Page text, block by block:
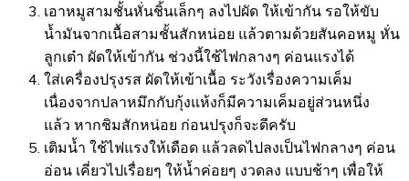
เอาหมูสามชั้นหั่นชิ้นเล็กๆ ลงไปผัด ให้เข้ากัน รอให้ขับ
น้ำมันจากเนื้อสามชั้นสักหน่อย แล้วตามด้วยสันคอหมู หั่น
ลูกเต๋า ผัดให้เข้ากัน ช่วงนี้ใช้ไฟกลางๆ ค่อนแรงได้
ใส่เครื่องปรุงรส ผัดให้เข้าเนื้อ ระวังเรื่องความเค็ม
เนื่องจากปลาหมึกกับกุ้งแห้งก็มีความเค็มอยู่ส่วนหนึ่ง
แล้ว หากชิมสักหน่อย ก่อนปรุงก็จะดีครับ
เติมน้ำ ใช้ไฟแรงให้เดือด แล้วลดไปลงเป็นไฟกลางๆ ค่อน
อ่อน เคี่ยวไปเรื่อยๆ ให้น้ำค่อยๆ งวดลง แบบช้าๆ เพื่อให้